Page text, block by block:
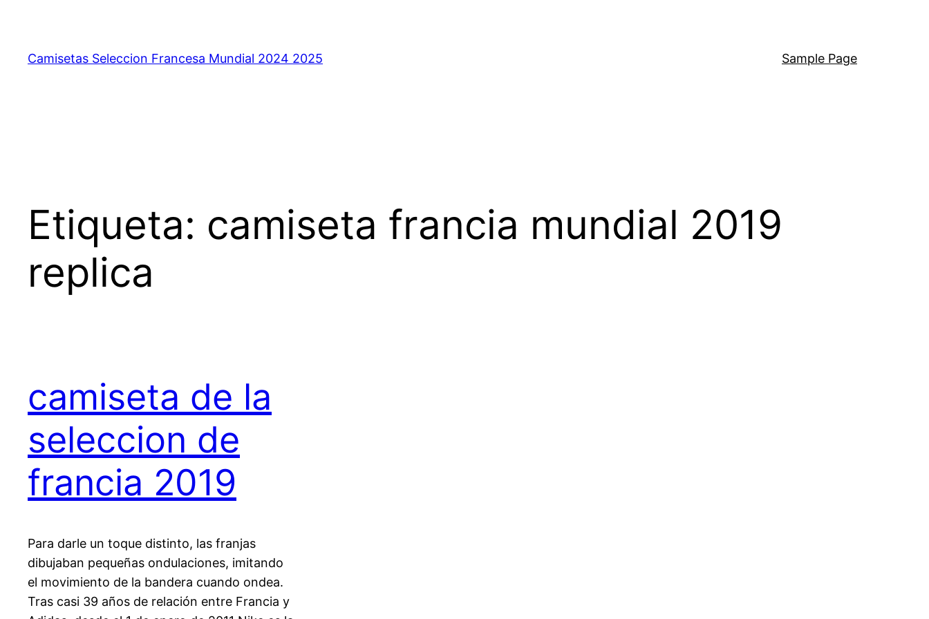
contenido
Camisetas Seleccion Francesa Mundial 2024 2025 Sample Page
Etiqueta: camiseta francia mundial 2019
replica
camiseta de la
seleccion de
francia 2019
Para darle un toque distinto, las franjas
dibujaban pequeñas ondulaciones, imitando
el movimiento de la bandera cuando ondea.
Tras casi 39 años de relación entre Francia y